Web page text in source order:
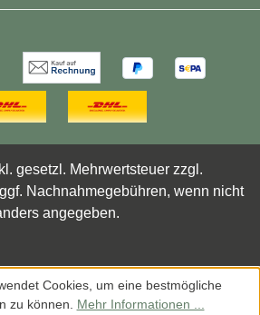
gesetzl. Mehrwertsteuer zzgl.
Nachnahmegebühren, wenn nicht
angegeben.
Cookies, um eine bestmögliche
zu können. Mehr Informationen ...